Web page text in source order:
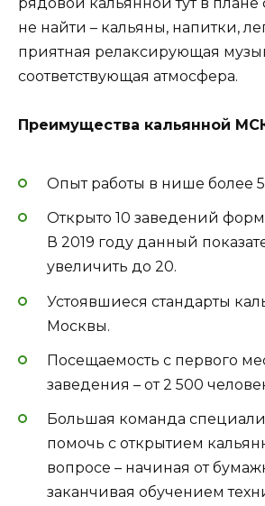
не найти – кальяны, напитки,
приятная релаксирующая
соответствующая атмосфера.
Преимущества кальянной
Опыт работы в нише более 5
Открыто 10 заведений
В 2019 году данный
увеличить до 20.
Устоявшиеся стандарты
Москвы.
Посещаемость с первого
заведения – от 2 500
Большая команда
помочь с открытием
вопросе – начиная от
заканчивая обучением